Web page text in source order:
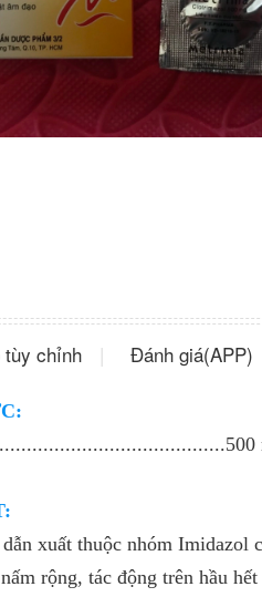
tùy chỉnh Đánh giá(APP)
xuất thuộc nhóm Imidazol
rộng, tác động trên hầu